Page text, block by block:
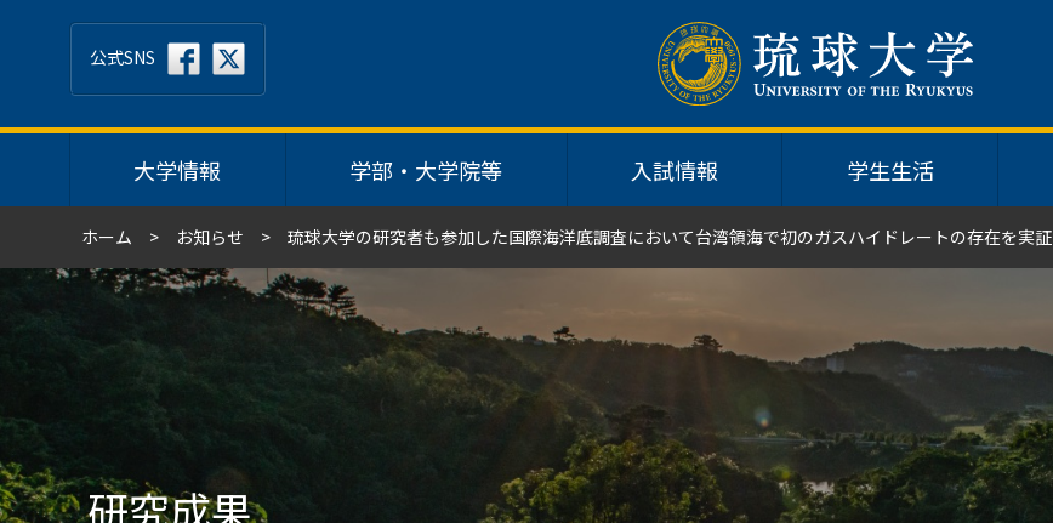
大学情報 学部・大学院等 入試情報 学生生活
公式SNS
ホーム お知らせ 琉球大学の研究者も参加した国際海洋底調査において台湾領海で初のガスハイドレートの存在を実証
研究成果